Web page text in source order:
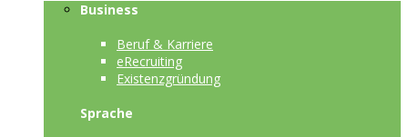
Business
Beruf & Karriere
eRecruiting
Existenzgründung
Sprache